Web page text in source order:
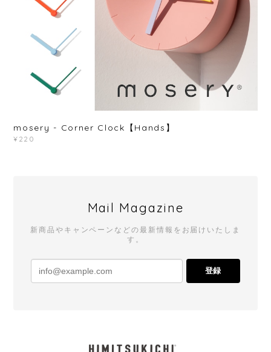
mosery - Corner Clock【Hands】
¥220
Mail Magazine
新商品やキャンペーンなどの最新情報をお届けいたしま
す。
登録